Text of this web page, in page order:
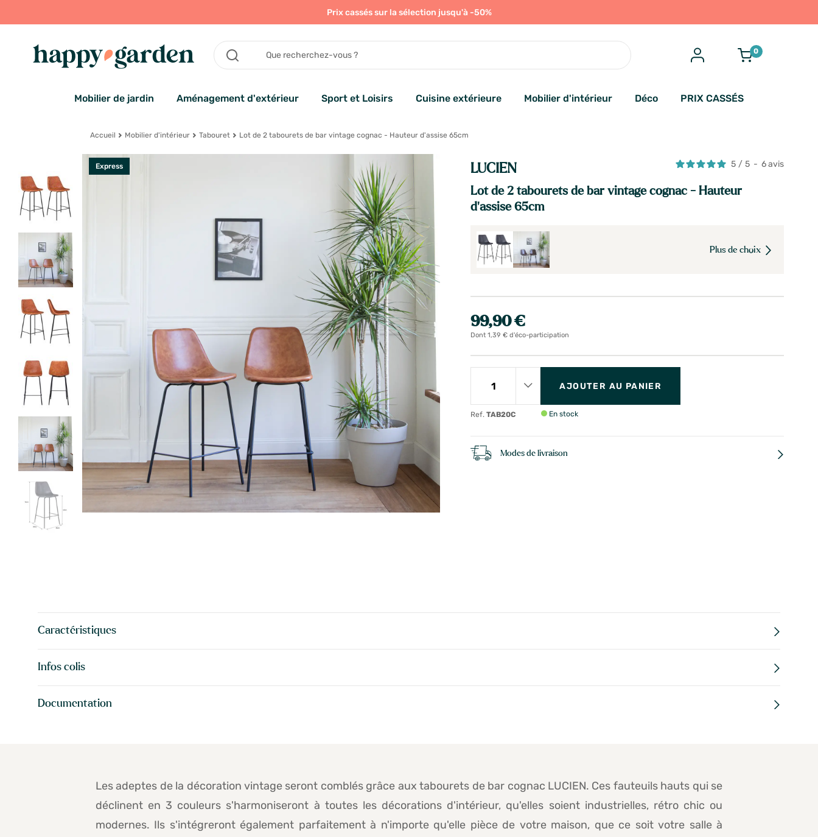
Prix cassés sur la sélection jusqu'à -50%
0
Mobilier de jardin Aménagement d'extérieur Sport et Loisirs Cuisine extérieure Mobilier d'intérieur Déco PRIX CASSÉS
Accueil Mobilier d'intérieur Tabouret Lot de 2 tabourets de bar vintage cognac - Hauteur d'assise 65cm
Express LUCIEN
Lot de 2 tabourets de bar vintage cognac - Hauteur
d'assise 65cm
5 / 5 - 6avis
Plus de choix
99,90 €
Dont 1,39 € d'éco-participation
Ref.TAB20C
AJOUTER AU PANIER
En stock
Modes de livraison
Caractéristiques
Infos colis
Documentation
Les adeptes de la décoration vintage seront comblés grâce aux tabourets de bar cognac LUCIEN. Ces fauteuils hauts qui se
déclinent en 3 couleurs s'harmoniseront à toutes les décorations d'intérieur, qu'elles soient industrielles, rétro chic ou
modernes. Ils s'intégreront également parfaitement à n'importe qu'elle pièce de votre maison, que ce soit votre salle à